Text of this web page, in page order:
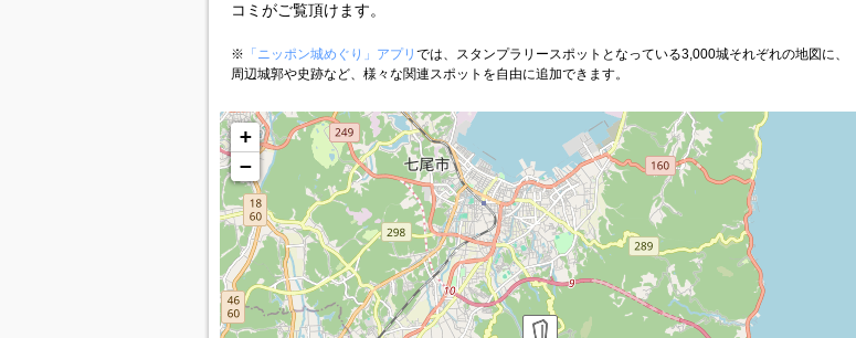
コミがご覧頂けます。
※ 「ニッポン城めぐり」アプリ では、スタンプラリースポットとなっている3,000城それぞれの地図に、
周辺城郭や史跡など、様々な関連スポットを自由に追加できます。
+
−